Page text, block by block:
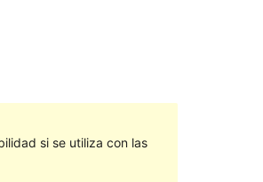
si se utiliza con las